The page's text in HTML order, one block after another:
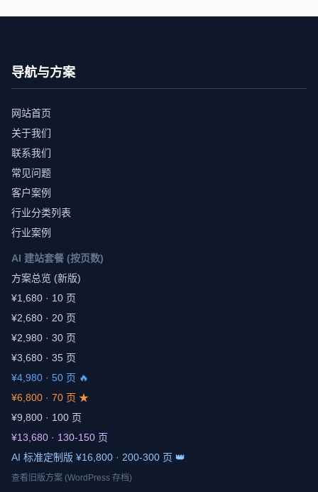
导航与方案
网站首页
关于我们
联系我们
常见问题
客户案例
行业分类列表
行业案例
AI 建站套餐 (按页数)
方案总览 (新版)
¥1,680 · 10 页
¥2,680 · 20 页
¥2,980 · 30 页
¥3,680 · 35 页
¥4,980 · 50 页 🔥
¥6,800 · 70 页 ★
¥9,800 · 100 页
¥13,680 · 130-150 页
AI 标准定制版 ¥16,800 · 200-300 页 👑
查看旧版方案 (WordPress 存档)